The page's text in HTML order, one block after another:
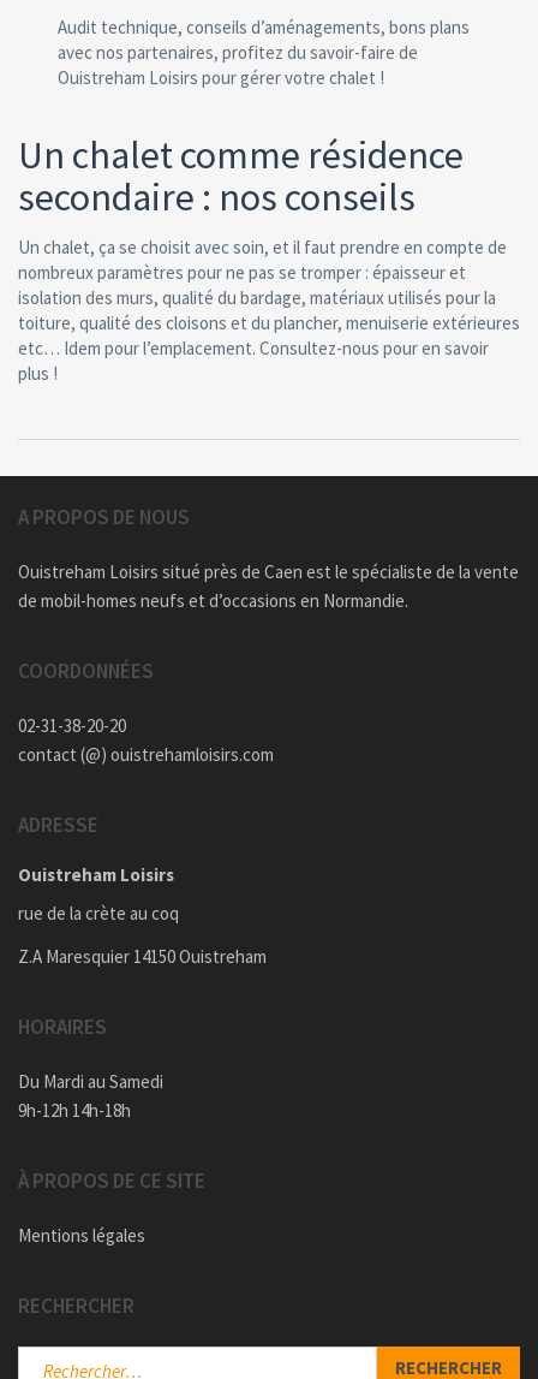
Audit technique, conseils d’aménagements, bons plans
avec nos partenaires, profitez du savoir-faire de
Ouistreham Loisirs pour gérer votre chalet !
Un chalet comme résidence
secondaire : nos conseils
Un chalet, ça se choisit avec soin, et il faut prendre en compte de
nombreux paramètres pour ne pas se tromper : épaisseur et
isolation des murs, qualité du bardage, matériaux utilisés pour la
toiture, qualité des cloisons et du plancher, menuiserie extérieures
etc… Idem pour l’emplacement. Consultez-nous pour en savoir
plus !
A PROPOS DE NOUS
Ouistreham Loisirs situé près de Caen est le spécialiste de la vente
de mobil-homes neufs et d’occasions en Normandie.
COORDONNÉES
02-31-38-20-20
contact (@) ouistrehamloisirs.com
ADRESSE
Ouistreham Loisirs
rue de la crète au coq
Z.A Maresquier 14150 Ouistreham
HORAIRES
Du Mardi au Samedi
9h-12h 14h-18h
À PROPOS DE CE SITE
Mentions légales
RECHERCHER
Rechercher :